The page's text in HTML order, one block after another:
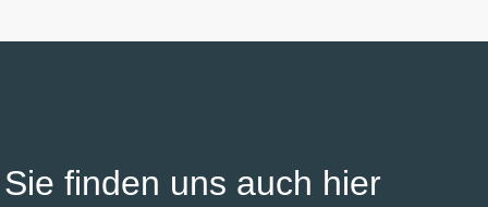
Sie finden uns auch hier